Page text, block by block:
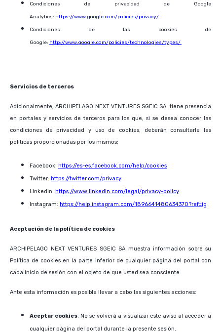
Condiciones de privacidad de Google
Analytics: https://www.google.com/policies/privacy/
Condiciones de las cookies de
Google: http://www.google.com/policies/technologies/types/
Servicios de terceros
Adicionalmente,ARCHIPELAGO NEXT VENTURES SGEIC SA. tiene presencia
en portales y servicios de terceros para los que, si se desea conocer las
condiciones de privacidad y uso de cookies, deberán consultarle las
políticas proporcionadas por los mismos:
Facebook: https://es-es.facebook.com/help/cookies
Twitter: https://twitter.com/privacy
Linkedin: https://www.linkedin.com/legal/privacy-policy
Instagram: https://help.instagram.com/1896641480634370?ref=ig
Aceptación de la política de cookies
ARCHIPELAGO NEXT VENTURES SGEIC SA muestra información sobre su
Política de cookies en la parte inferior de cualquier página del portal con
cada inicio de sesión con el objeto de que usted sea consciente.
Ante esta información es posible llevar a cabo las siguientes acciones:
Aceptar cookies. No se volverá a visualizar este aviso al acceder a
cualquier página del portal durante la presente sesión.